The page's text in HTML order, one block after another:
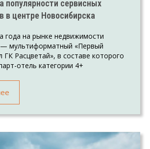
популярности сервисных
в центре Новосибирска
года на рынке недвижимости
— мультиформатный «Первый
ГК Расцветай», в составе которого
отель категории 4+